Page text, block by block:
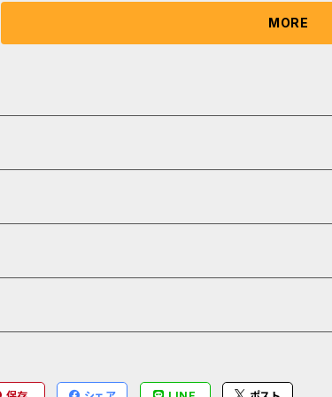
ご購入は別途お問い合わせ下さい。個人利用の対象範囲
t.com/licence_free.html
MORE